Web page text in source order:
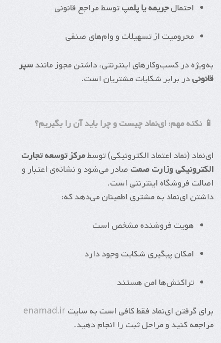
احتمالجریمه یا پلمپتوسط مراجع قانونی
محرومیت از تسهیلات و وام‌های صنفی
به‌ویژه در کسب‌وکارهای اینترنتی، داشتن مجوز مانندسپر
قانونیدر برابر شکایات مشتریان است.
📱 نکته مهم: ای‌نماد چیست و چرا باید آن را بگیریم؟
ای‌نماد (نماد اعتماد الکترونیکی) توسطمرکز توسعه تجارت
الکترونیکی وزارت صمت صادر می‌شود و نشانه‌ی اعتبار و
اصالت فروشگاه اینترنتی است.
داشتن ای‌نماد به مشتری اطمینان می‌دهد که:
هویت فروشنده مشخص است
امکان پیگیری شکایت وجود دارد
تراکنش‌ها امن هستند
برای گرفتن ای‌نماد فقط کافی است به سایت enamad.ir
مراجعه کنید و مراحل ثبت را انجام دهید.